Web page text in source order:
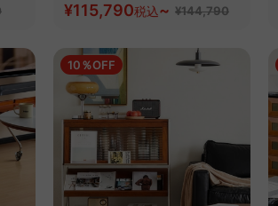
ド【高級天然ツゲ材】
¥115,790税込~ ¥144,790
10％OFF